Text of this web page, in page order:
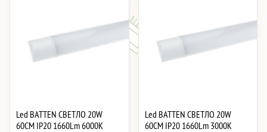
Led BATTEN СВЕТЛО 20W
60CM IP20 1660Lm 6000K
Led BATTEN СВЕТЛО 20W
60CM IP20 1660Lm 3000K